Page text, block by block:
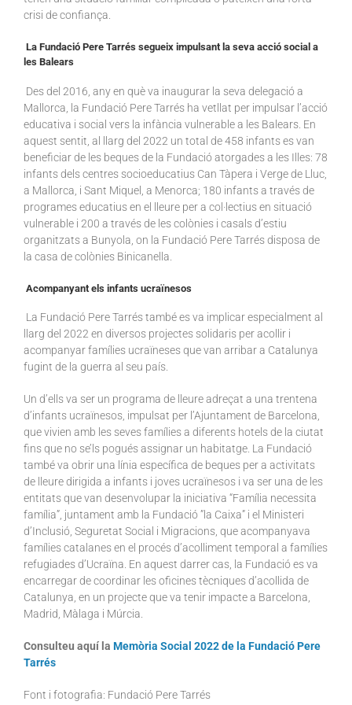
crisi de confiança.
La Fundació Pere Tarrés segueix impulsant la seva acció social a
les Balears
Des del 2016, any en què va inaugurar la seva delegació a
Mallorca, la Fundació Pere Tarrés ha vetllat per impulsar l’acció
educativa i social vers la infància vulnerable a les Balears. En
aquest sentit, al llarg del 2022 un total de 458 infants es van
beneficiar de les beques de la Fundació atorgades a les Illes: 78
infants dels centres socioeducatius Can Tàpera i Verge de Lluc,
a Mallorca, i Sant Miquel, a Menorca; 180 infants a través de
programes educatius en el lleure per a col·lectius en situació
vulnerable i 200 a través de les colònies i casals d’estiu
organitzats a Bunyola, on la Fundació Pere Tarrés disposa de
la casa de colònies Binicanella.
Acompanyant els infants ucraïnesos
La Fundació Pere Tarrés també es va implicar especialment al
llarg del 2022 en diversos projectes solidaris per acollir i
acompanyar famílies ucraïneses que van arribar a Catalunya
fugint de la guerra al seu país.
Un d’ells va ser un programa de lleure adreçat a una trentena
d’infants ucraïnesos, impulsat per l’Ajuntament de Barcelona,
que vivien amb les seves famílies a diferents hotels de la ciutat
fins que no se’ls pogués assignar un habitatge. La Fundació
també va obrir una línia específica de beques per a activitats
de lleure dirigida a infants i joves ucraïnesos i va ser una de les
entitats que van desenvolupar la iniciativa “Família necessita
família”, juntament amb la Fundació ”la Caixa” i el Ministeri
d’Inclusió, Seguretat Social i Migracions, que acompanyava
famílies catalanes en el procés d’acolliment temporal a famílies
refugiades d’Ucraïna. En aquest darrer cas, la Fundació es va
encarregar de coordinar les oficines tècniques d’acollida de
Catalunya, en un projecte que va tenir impacte a Barcelona,
Madrid, Màlaga i Múrcia.
Consulteu aquí la Memòria Social 2022 de la Fundació Pere
Tarrés
Font i fotografia: Fundació Pere Tarrés